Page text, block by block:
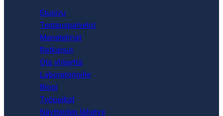
Etusivu
Testauspalvelut
Menetelmät
Ratkaisut
Ota yhteyttä
Laboratorioille
Blogi
Työpaikat
Näytteiden lähetys